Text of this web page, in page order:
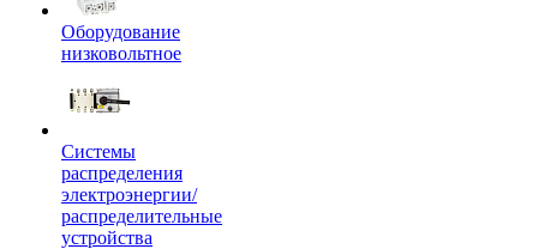
Оборудование
низковольтное
Системы
распределения
электроэнергии/
распределительные
устройства